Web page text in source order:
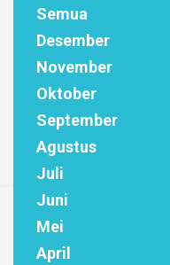
Semua
Desember
November
Oktober
September
Agustus
Juli
Juni
Mei
April